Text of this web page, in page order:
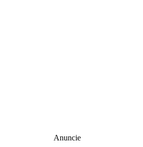
Anuncie